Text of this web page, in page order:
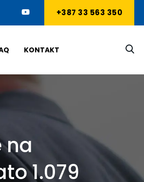
+387 33 563 350
KONTAKT
na
1.079